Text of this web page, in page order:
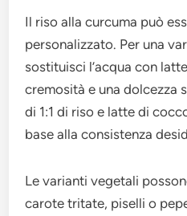
Il riso alla curcuma può
personalizzato. Per una
sostituisci l’acqua con
cremosità e una dolcezza
di 1:1 di riso e latte di
base alla consistenza
Le varianti vegetali
carote tritate, piselli o